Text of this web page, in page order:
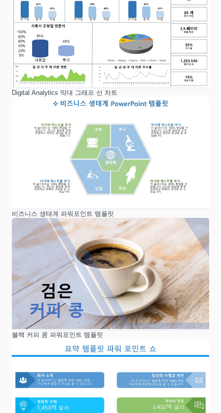
Digital Analytics 막대 그래프 선 차트
비즈니스 생태계 파워포인트 템플릿
블랙 커피 콩 파워포인트 템플릿